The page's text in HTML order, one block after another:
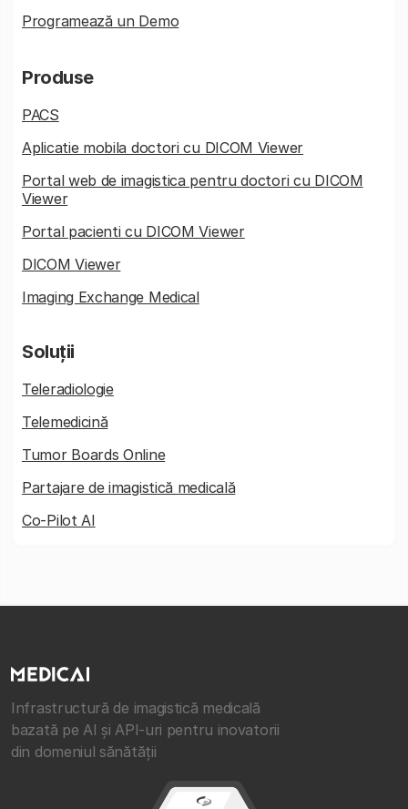
Programează un Demo
Produse
PACS
Aplicatie mobila doctori cu DICOM Viewer
Portal web de imagistica pentru doctori cu DICOM
Viewer
Portal pacienti cu DICOM Viewer
DICOM Viewer
Imaging Exchange Medical
Soluții
Teleradiologie
Telemedicină
Tumor Boards Online
Partajare de imagistică medicală
Co-Pilot AI
Infrastructură de imagistică medicală
bazată pe AI și API-uri pentru inovatorii
din domeniul sănătății